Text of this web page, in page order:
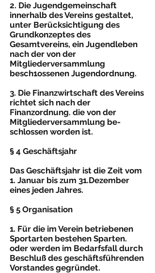
2. Die Jugendgemeinschaft
innerhalb des Vereins gestaltet,
unter Berücksichtigung des
Grundkonzeptes des
Gesamtvereins, ein Jugendleben
nach der von der
Mitgliederversammlung
besch1ossenen Jugendordnung.
3. Die Finanzwirtschaft des Vereins
richtet sich nach der
Finanzordnung. die von der
Mitgliederversammlung be­
schlossen worden ist.
§ 4 Geschäftsjahr
Das Geschäftsjahr ist die Zeit vom
1. Januar bis zum 31.Dezember
eines jeden Jahres.
§ 5 Organisation
1. Für die im Verein betriebenen
Sportarten bestehen Sparten.
oder werden im Bedarfsfall durch
Beschluß des geschäftsführenden
Vorstandes gegründet.